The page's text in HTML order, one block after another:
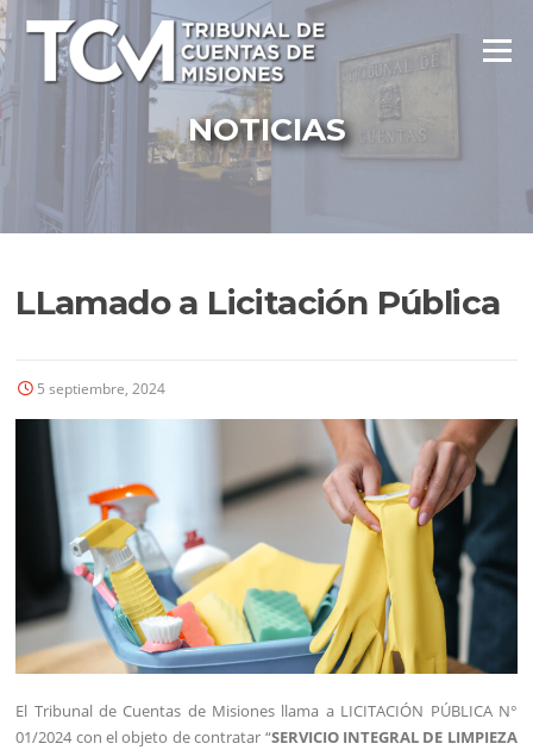
Ir
al
contenido
Menú
NOTICIAS
LLamado a Licitación Pública
5 septiembre, 2024
El Tribunal de Cuentas de Misiones llama a LICITACIÓN PÚBLICA N°
01/2024 con el objeto de contratar “SERVICIO INTEGRAL DE LIMPIEZA